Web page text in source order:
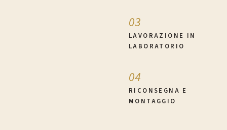
03
LAVORAZIONE IN
LABORATORIO
04
RICONSEGNA E
MONTAGGIO